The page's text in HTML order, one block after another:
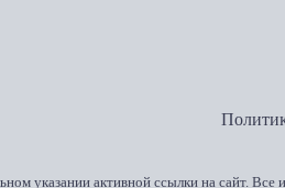
указании активной ссылки на сайт.